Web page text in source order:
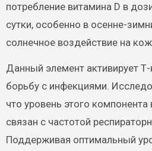
потребление витамина D в
сутки, особенно в осенне-
солнечное воздействие на
Данный элемент активирует
борьбу с инфекциями.
что уровень этого
связан с частотой
Поддерживая оптимальный